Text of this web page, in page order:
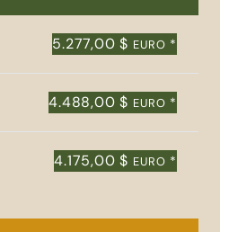
5.277,00 $ EURO *
4.488,00 $ EURO *
4.175,00 $ EURO *